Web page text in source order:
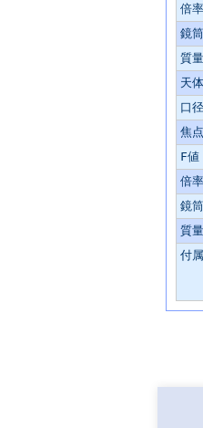
倍率
鏡
質量
天
口径
焦
F値
倍率
鏡
質量
付